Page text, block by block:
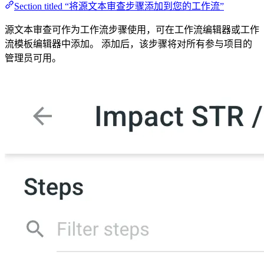
Section titled “将源文本审查步骤添加到您的工作流”
源文本审查可作为工作流步骤使用，可在工作流编辑器或工作
流模板编辑器中添加。 添加后，该步骤将对所有参与项目的
管理员可用。